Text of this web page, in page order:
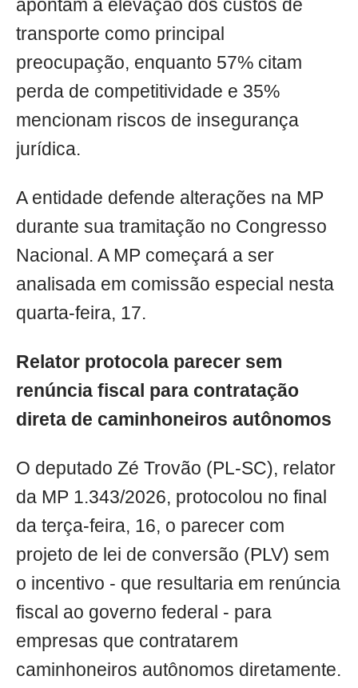
apontam a elevação dos custos de
transporte como principal
preocupação, enquanto 57% citam
perda de competitividade e 35%
mencionam riscos de insegurança
jurídica.
A entidade defende alterações na MP
durante sua tramitação no Congresso
Nacional. A MP começará a ser
analisada em comissão especial nesta
quarta-feira, 17.
Relator protocola parecer sem
renúncia fiscal para contratação
direta de caminhoneiros autônomos
O deputado Zé Trovão (PL-SC), relator
da MP 1.343/2026, protocolou no final
da terça-feira, 16, o parecer com
projeto de lei de conversão (PLV) sem
o incentivo - que resultaria em renúncia
fiscal ao governo federal - para
empresas que contratarem
caminhoneiros autônomos diretamente.